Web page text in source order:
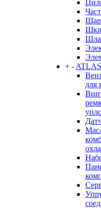
+ -
для